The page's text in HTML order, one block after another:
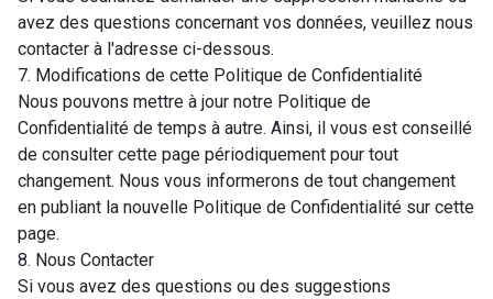
avez des questions concernant vos données, veuillez nous
contacter à l'adresse ci-dessous.
7. Modifications de cette Politique de Confidentialité
Nous pouvons mettre à jour notre Politique de
Confidentialité de temps à autre. Ainsi, il vous est conseillé
de consulter cette page périodiquement pour tout
changement. Nous vous informerons de tout changement
en publiant la nouvelle Politique de Confidentialité sur cette
page.
8. Nous Contacter
Si vous avez des questions ou des suggestions